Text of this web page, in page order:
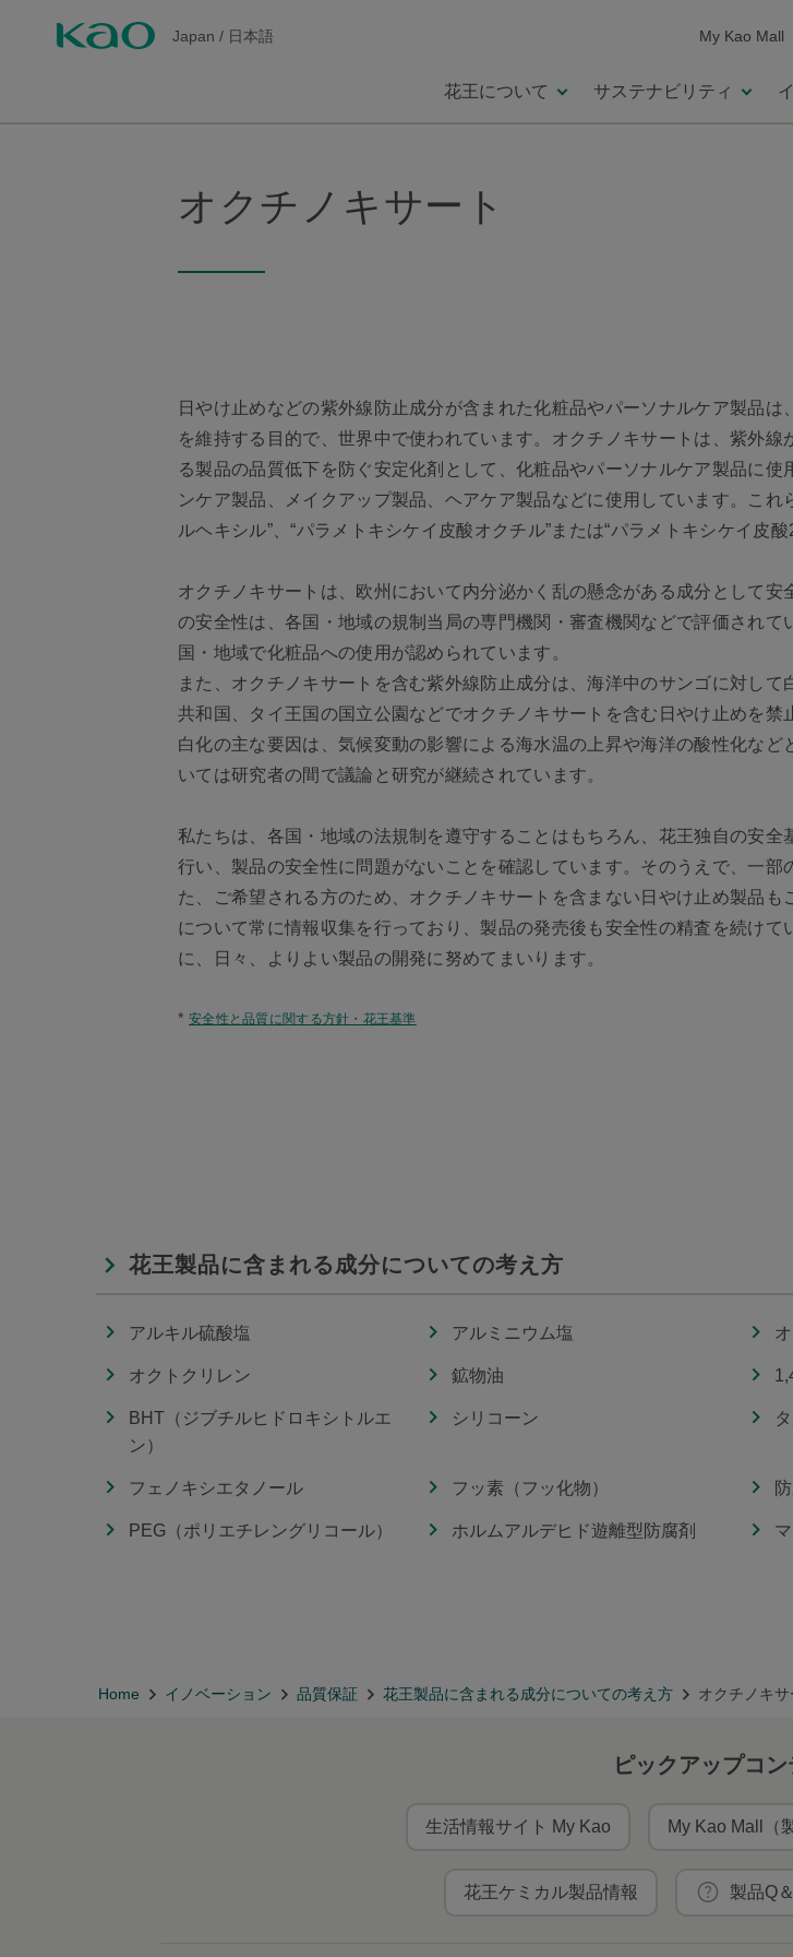
Japan / 日本語 My Kao Mall
花王について サステナビリティ
オクチノキサート
日やけ止めなどの紫外線防止成分が含まれた化粧品やパーソナルケア製品
を維持する目的で、世界中で使われています。オクチノキサートは、紫外
る製品の品質低下を防ぐ安定化剤として、化粧品やパーソナルケア製品に
ンケア製品、メイクアップ製品、ヘアケア製品などに使用しています。こ
ルヘキシル”、“パラメトキシケイ皮酸オクチル”または“パラメトキシケイ皮
オクチノキサートは、欧州において内分泌かく乱の懸念がある成分として
の安全性は、各国・地域の規制当局の専門機関・審査機関などで評価され
国・地域で化粧品への使用が認められています。
また、オクチノキサートを含む紫外線防止成分は、海洋中のサンゴに対し
共和国、タイ王国の国立公園などでオクチノキサートを含む日やけ止めを
白化の主な要因は、気候変動の影響による海水温の上昇や海洋の酸性化な
いては研究者の間で議論と研究が継続されています。
私たちは、各国・地域の法規制を遵守することはもちろん、花王独自の安全
行い、製品の安全性に問題がないことを確認しています。そのうえで、一
た、ご希望される方のため、オクチノキサートを含まない日やけ止め製品
について常に情報収集を行っており、製品の発売後も安全性の精査を続け
に、日々、よりよい製品の開発に努めてまいります。
* 安全性と品質に関する方針・花王基準
花王製品に含まれる成分についての考え方
アルキル硫酸塩 アルミニウム塩
オクトクリレン 鉱物油
BHT（ジブチルヒドロキシトルエ
ン）
シリコーン
フェノキシエタノール フッ素（フッ化物）
PEG（ポリエチレングリコール） ホルムアルデヒド遊離型防腐剤
Home イノベーション 品質保証 花王製品に含まれる成分についての考え方 オクチノキサ
ピックアップコ
生活情報サイト My Kao My Kao Mall（
花王ケミカル製品情報 製品Q